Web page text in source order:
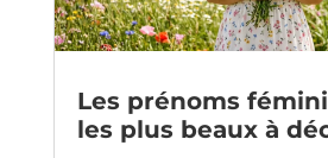
Les prénoms
les plus beaux à